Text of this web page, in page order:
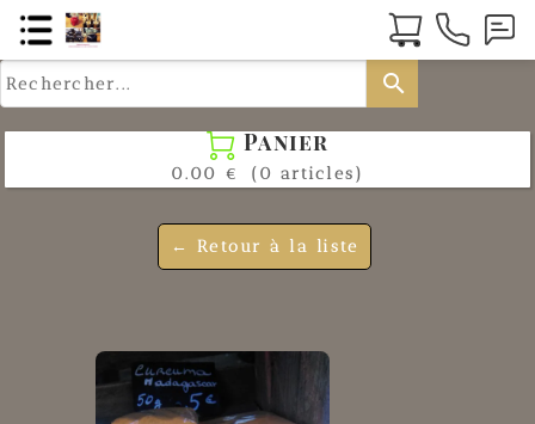
search
 Panier
0.00 € (0 articles)
← Retour à la liste